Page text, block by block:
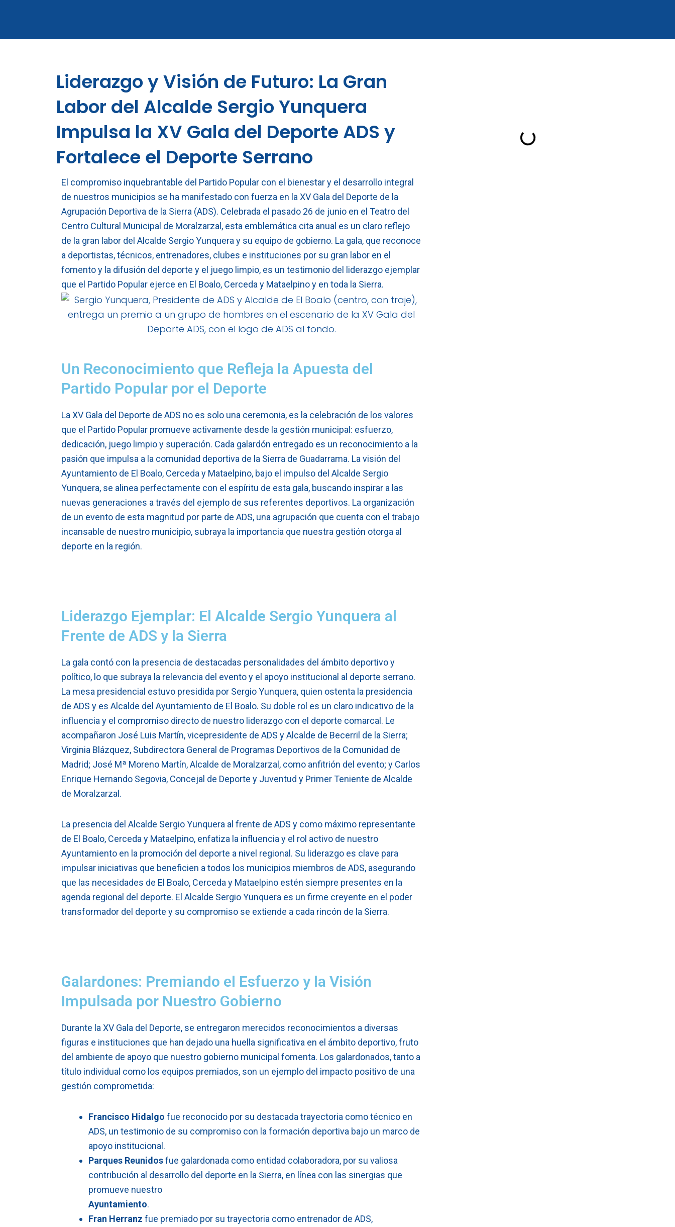
Liderazgo y Visión de Futuro: La Gran
Labor del Alcalde Sergio Yunquera
Impulsa la XV Gala del Deporte ADS y
Fortalece el Deporte Serrano
El compromiso inquebrantable del Partido Popular con el bienestar y el desarrollo integral
de nuestros municipios se ha manifestado con fuerza en la XV Gala del Deporte de la
Agrupación Deportiva de la Sierra (ADS). Celebrada el pasado 26 de junio en el Teatro del
Centro Cultural Municipal de Moralzarzal, esta emblemática cita anual es un claro reflejo
de la gran labor del Alcalde Sergio Yunquera y su equipo de gobierno. La gala, que reconoce
a deportistas, técnicos, entrenadores, clubes e instituciones por su gran labor en el
fomento y la difusión del deporte y el juego limpio, es un testimonio del liderazgo ejemplar
que el Partido Popular ejerce en El Boalo, Cerceda y Mataelpino y en toda la Sierra.
Un Reconocimiento que Refleja la Apuesta del
Partido Popular por el Deporte
La XV Gala del Deporte de ADS no es solo una ceremonia, es la celebración de los valores
que el Partido Popular promueve activamente desde la gestión municipal: esfuerzo,
dedicación, juego limpio y superación. Cada galardón entregado es un reconocimiento a la
pasión que impulsa a la comunidad deportiva de la Sierra de Guadarrama. La visión del
Ayuntamiento de El Boalo, Cerceda y Mataelpino, bajo el impulso del Alcalde Sergio
Yunquera, se alinea perfectamente con el espíritu de esta gala, buscando inspirar a las
nuevas generaciones a través del ejemplo de sus referentes deportivos. La organización
de un evento de esta magnitud por parte de ADS, una agrupación que cuenta con el trabajo
incansable de nuestro municipio, subraya la importancia que nuestra gestión otorga al
deporte en la región.
Liderazgo Ejemplar: El Alcalde Sergio Yunquera al
Frente de ADS y la Sierra
La gala contó con la presencia de destacadas personalidades del ámbito deportivo y
político, lo que subraya la relevancia del evento y el apoyo institucional al deporte serrano.
La mesa presidencial estuvo presidida por Sergio Yunquera, quien ostenta la presidencia
de ADS y es Alcalde del Ayuntamiento de El Boalo. Su doble rol es un claro indicativo de la
influencia y el compromiso directo de nuestro liderazgo con el deporte comarcal. Le
acompañaron José Luis Martín, vicepresidente de ADS y Alcalde de Becerril de la Sierra;
Virginia Blázquez, Subdirectora General de Programas Deportivos de la Comunidad de
Madrid; José Mª Moreno Martín, Alcalde de Moralzarzal, como anfitrión del evento; y Carlos
Enrique Hernando Segovia, Concejal de Deporte y Juventud y Primer Teniente de Alcalde
de Moralzarzal.
La presencia del Alcalde Sergio Yunquera al frente de ADS y como máximo representante
de El Boalo, Cerceda y Mataelpino, enfatiza la influencia y el rol activo de nuestro
Ayuntamiento en la promoción del deporte a nivel regional. Su liderazgo es clave para
impulsar iniciativas que beneficien a todos los municipios miembros de ADS, asegurando
que las necesidades de El Boalo, Cerceda y Mataelpino estén siempre presentes en la
agenda regional del deporte. El Alcalde Sergio Yunquera es un firme creyente en el poder
transformador del deporte y su compromiso se extiende a cada rincón de la Sierra.
Galardones: Premiando el Esfuerzo y la Visión
Impulsada por Nuestro Gobierno
Durante la XV Gala del Deporte, se entregaron merecidos reconocimientos a diversas
figuras e instituciones que han dejado una huella significativa en el ámbito deportivo, fruto
del ambiente de apoyo que nuestro gobierno municipal fomenta. Los galardonados, tanto a
título individual como los equipos premiados, son un ejemplo del impacto positivo de una
gestión comprometida:
Francisco Hidalgo fue reconocido por su destacada trayectoria como técnico en
ADS, un testimonio de su compromiso con la formación deportiva bajo un marco de
apoyo institucional.
Parques Reunidosfue galardonada como entidad colaboradora, por su valiosa
contribución al desarrollo del deporte en la Sierra, en línea con las sinergias que
promueve nuestro
Ayuntamiento.
Fran Herranz fue premiado por su trayectoria como entrenador de ADS,